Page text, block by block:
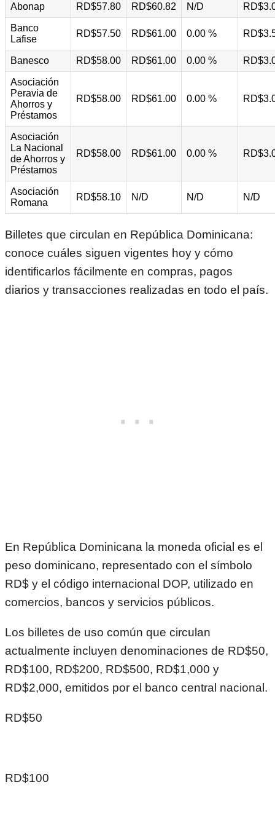
Abonap RD$57.80 RD$60.82 N/D
Banco
Lafise
RD$57.50 RD$61.00 0.00 %
Banesco RD$58.00 RD$61.00 0.00 %
Asociación
Peravia de
Ahorros y
Préstamos
RD$58.00 RD$61.00 0.00 %
Asociación
La Nacional
de Ahorros y
Préstamos
RD$58.00 RD$61.00 0.00 %
Asociación
Romana
RD$58.10 N/D N/D N/D
Billetes que circulan en República Dominicana:
conoce cuáles siguen vigentes hoy y cómo
identificarlos fácilmente en compras, pagos
diarios y transacciones realizadas en todo el país.
En República Dominicana la moneda oficial es el
peso dominicano, representado con el símbolo
RD$ y el código internacional DOP, utilizado en
comercios, bancos y servicios públicos.
Los billetes de uso común que circulan
actualmente incluyen denominaciones de RD$50,
RD$100, RD$200, RD$500, RD$1,000 y
RD$2,000, emitidos por el banco central nacional.
RD$50
RD$100